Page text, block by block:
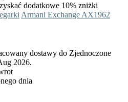
dodatkowe 10% zniżki
Armani Exchange AX1962
dostawy do Zjednoczone
2026.
dnia